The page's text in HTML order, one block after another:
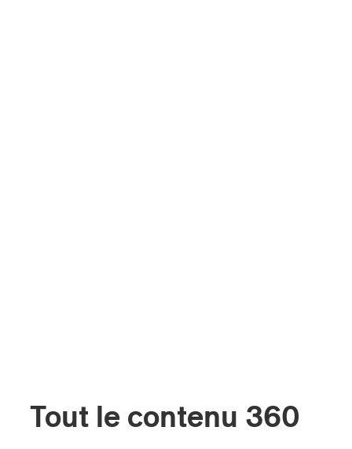
Tout le contenu 360